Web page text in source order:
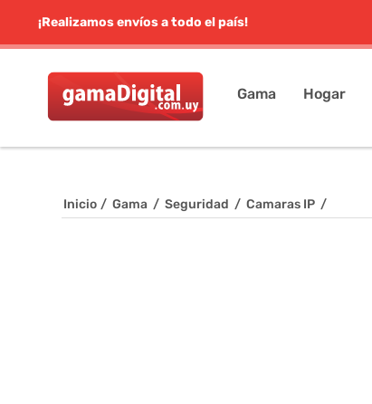
¡Realizamos envíos a todo el país!
Gama Hogar
Inicio / Gama / Seguridad / Camaras IP /